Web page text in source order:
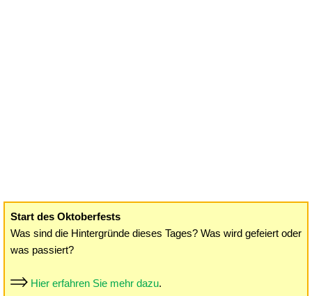
Start des Oktoberfests
Was sind die Hintergründe dieses Tages? Was wird gefeiert oder
was passiert?
Hier erfahren Sie mehr dazu.